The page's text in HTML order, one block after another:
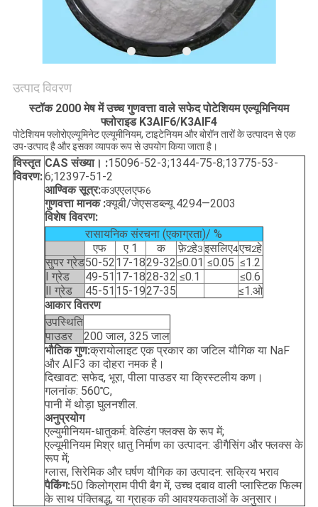
उत्पाद विवरण
स्टॉक 2000 मेष में उच्च गुणवत्ता वाले सफेद पोटेशियम एल्यूमिनियम
फ्लोराइड K3AlF6/K3AlF4
पोटेशियम फ्लोरोएल्यूमिनेट एल्यूमीनियम, टाइटेनियम और बोरॉन तारों के उत्पादन से एक
उप-उत्पाद है और इसका व्यापक रूप से उपयोग किया जाता है।
विस्तृत
विवरण:
CAS संख्या। :15096-52-3;1344-75-8;13775-53-
6;12397-51-2
आण्विक सूत्र:क3एएलएफ6
गुणवत्ता मानक :क्यूबी/जेएसडब्ल्यू 4294—2003
विशेष विवरण:
रासायनिक संरचना (एकाग्रता)/ %
एफ
ए 1 क फ़े2हे3 इसलिए4एच2हे
सुपर ग्रेड50-5217-1829-32≤0.01 ≤0.05 ≤1.2
Ⅰ ग्रेड
49-51 17-1828-32 ≤0.1
≤0.6
Ⅱ ग्रेड
45-51 15-1927-35
≤1.ओ
आकार वितरण
उपस्थिति
पाउडर
200 जाल, 325 जाल
भौतिक गुण:क्रायोलाइट एक प्रकार का जटिल यौगिक या NaF
और AIF3 का दोहरा नमक है।
दिखावट: सफेद, भूरा, पीला पाउडर या क्रिस्टलीय कण।
गलनांक: 560℃,
पानी में थोड़ा घुलनशील.
अनुप्रयोग
एल्युमीनियम-धातुकर्म: वेल्डिंग फ्लक्स के रूप में;
एल्यूमीनियम मिश्र धातु निर्माण का उत्पादन: डीगैसिंग और फ्लक्स के
रूप में;
ग्लास, सिरेमिक और घर्षण यौगिक का उत्पादन: सक्रिय भराव
पैकिंग:50 किलोग्राम पीपी बैग में, उच्च दबाव वाली प्लास्टिक फिल्म
के साथ पंक्तिबद्ध, या ग्राहक की आवश्यकताओं के अनुसार।